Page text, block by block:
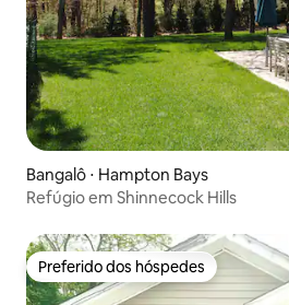
Bangalô ⋅ Hampton Bays
Refúgio em Shinnecock Hills
Preferido dos hóspedes
Preferido dos hóspedes